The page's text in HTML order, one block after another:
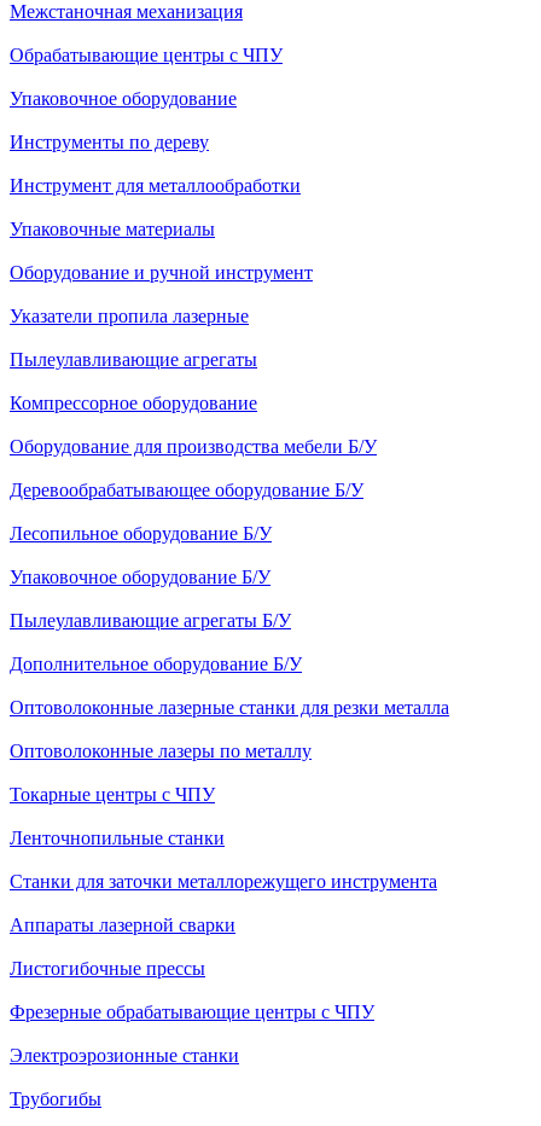
Межстаночная механизация
Обрабатывающие центры с ЧПУ
Упаковочное оборудование
Инструменты по дереву
Инструмент для металлообработки
Упаковочные материалы
Оборудование и ручной инструмент
Указатели пропила лазерные
Пылеулавливающие агрегаты
Компрессорное оборудование
Оборудование для производства мебели Б/У
Деревообрабатывающее оборудование Б/У
Лесопильное оборудование Б/У
Упаковочное оборудование Б/У
Пылеулавливающие агрегаты Б/У
Дополнительное оборудование Б/У
Оптоволоконные лазерные станки для резки металла
Оптоволоконные лазеры по металлу
Токарные центры с ЧПУ
Ленточнопильные станки
Станки для заточки металлорежущего инструмента
Аппараты лазерной сварки
Листогибочные прессы
Фрезерные обрабатывающие центры с ЧПУ
Электроэрозионные станки
Трубогибы